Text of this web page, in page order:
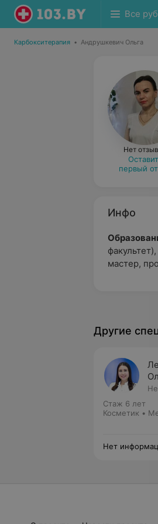
Все
Карбокситерапия • Андрушкевич Ольга
Нет
первый
Инфо
мастер,
Другие
Стаж 6 лет
Косметик •
Нет